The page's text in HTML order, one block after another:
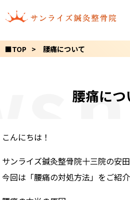
■TOP 腰痛について
腰痛につ
こんにちは！
サンライズ鍼灸整骨院十三院の安田
今回は「腰痛の対処方法」をご紹介